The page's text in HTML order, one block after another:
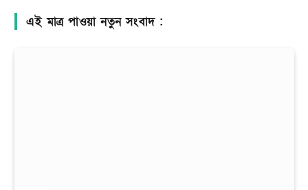
এই মাত্র পাওয়া নতুন সংবাদ :